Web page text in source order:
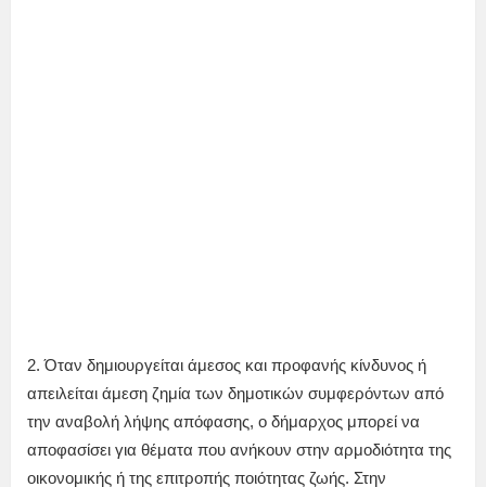
2. Όταν δημιουργείται άμεσος και προφανής κίνδυνος ή
απειλείται άμεση ζημία των δημοτικών συμφερόντων από
την αναβολή λήψης απόφασης, ο δήμαρχος μπορεί να
αποφασίσει για θέματα που ανήκουν στην αρμοδιότητα της
οικονομικής ή της επιτροπής ποιότητας ζωής. Στην